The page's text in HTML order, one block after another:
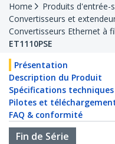
Home
Produits d'entrée-
Convertisseurs et
Convertisseurs Ethernet à
ET1110PSE
Présentation
Description du Produit
Spécifications techniques
Pilotes et
FAQ & conformité
Fin de Série